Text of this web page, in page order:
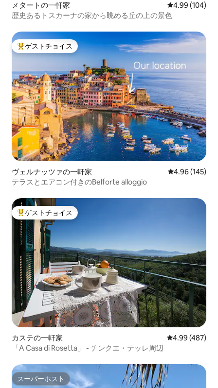
メタートの一軒家 レビュー104
4.99 (104)
歴史あるトスカーナの家から眺める丘の上の景色
大好評のゲストチョイスです。
ゲストチョイス
ヴェルナッツァの一軒家 レビュー145
4.96 (145)
テラスとエアコン付きのBelforte alloggio
大好評のゲストチョイスです。
ゲストチョイス
カステの一軒家 レビュー487
4.99 (487)
「A Casa di Rosetta」 - チンクエ・テッレ周辺
スーパーホスト
スーパーホスト